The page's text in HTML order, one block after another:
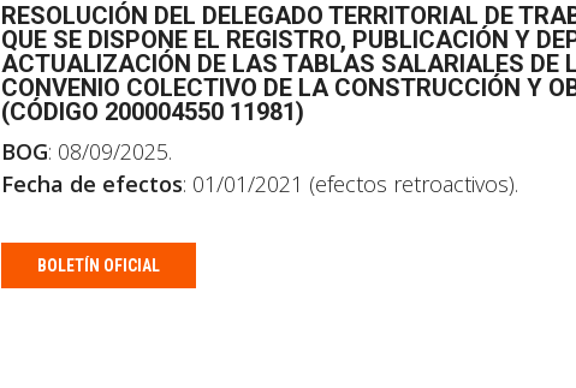
RESOLUCIÓN DEL DELEGADO TERRITORIAL DE
QUE SE DISPONE EL REGISTRO, PUBLICACIÓN Y
ACTUALIZACIÓN DE LAS TABLAS SALARIALES DE
CONVENIO COLECTIVO DE LA CONSTRUCCIÓN Y
(CÓDIGO 200004550 11981)
BOG: 08/09/2025.
Fecha de efectos: 01/01/2021 (efectos retroactivos).
BOLETÍN OFICIAL